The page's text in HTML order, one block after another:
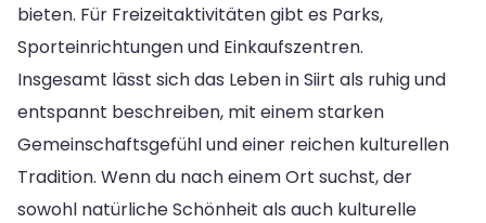
bieten. Für Freizeitaktivitäten gibt es Parks,
Sporteinrichtungen und Einkaufszentren.
Insgesamt lässt sich das Leben in Siirt als ruhig und
entspannt beschreiben, mit einem starken
Gemeinschaftsgefühl und einer reichen kulturellen
Tradition. Wenn du nach einem Ort suchst, der
sowohl natürliche Schönheit als auch kulturelle